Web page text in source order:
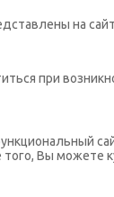
на
при
Вы можете